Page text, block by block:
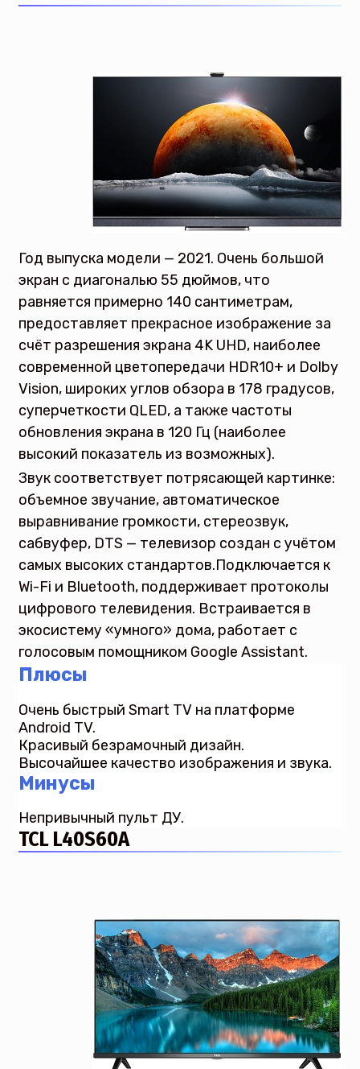
Год выпуска модели — 2021. Очень большой
экран с диагональю 55 дюймов, что
равняется примерно 140 сантиметрам,
предоставляет прекрасное изображение за
счёт разрешения экрана 4K UHD, наиболее
современной цветопередачи HDR10+ и Dolby
Vision, широких углов обзора в 178 градусов,
суперчеткости QLED, а также частоты
обновления экрана в 120 Гц (наиболее
высокий показатель из возможных).
Звук соответствует потрясающей картинке:
объемное звучание, автоматическое
выравнивание громкости, стереозвук,
сабвуфер, DTS — телевизор создан с учётом
самых высоких стандартов.Подключается к
Wi-Fi и Bluetooth, поддерживает протоколы
цифрового телевидения. Встраивается в
экосистему «умного» дома, работает с
голосовым помощником Google Assistant.
Плюсы
Очень быстрый Smart TV на платформе
Android TV.
Красивый безрамочный дизайн.
Высочайшее качество изображения и звука.
Минусы
Непривычный пульт ДУ.
TCL L40S60A